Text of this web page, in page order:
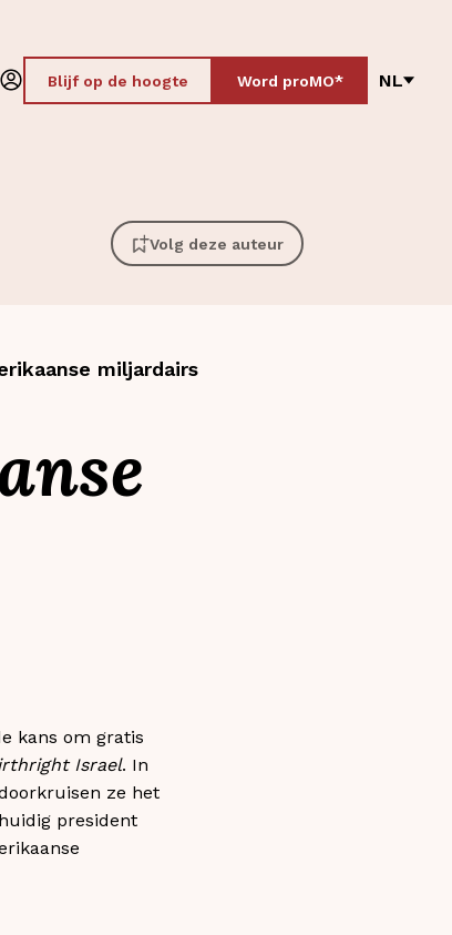
Blijf op de hoogte Word proMO* NL
Volg deze auteur
miljardairs
kans om gratis
Israel. In
ze het
president